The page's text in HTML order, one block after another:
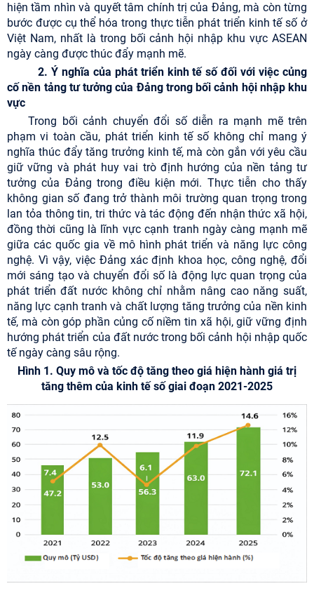
hiện tầm nhìn và quyết tâm chính trị của Đảng, mà còn từng
bước được cụ thể hóa trong thực tiễn phát triển kinh tế số ở
Việt Nam, nhất là trong bối cảnh hội nhập khu vực ASEAN
ngày càng được thúc đẩy mạnh mẽ.
2. Ý nghĩa của phát triển kinh tế số đối với việc củng
cố nền tảng tư tưởng của Đảng trong bối cảnh hội nhập khu
vực
Trong bối cảnh chuyển đổi số diễn ra mạnh mẽ trên
phạm vi toàn cầu, phát triển kinh tế số không chỉ mang ý
nghĩa thúc đẩy tăng trưởng kinh tế, mà còn gắn với yêu cầu
giữ vững và phát huy vai trò định hướng của nền tảng tư
tưởng của Đảng trong điều kiện mới. Thực tiễn cho thấy
không gian số đang trở thành môi trường quan trọng trong
lan tỏa thông tin, tri thức và tác động đến nhận thức xã hội,
đồng thời cũng là lĩnh vực cạnh tranh ngày càng mạnh mẽ
giữa các quốc gia về mô hình phát triển và năng lực công
nghệ. Vì vậy, việc Đảng xác định khoa học, công nghệ, đổi
mới sáng tạo và chuyển đổi số là động lực quan trọng của
phát triển đất nước không chỉ nhằm nâng cao năng suất,
năng lực cạnh tranh và chất lượng tăng trưởng của nền kinh
tế, mà còn góp phần củng cố niềm tin xã hội, giữ vững định
hướng phát triển của đất nước trong bối cảnh hội nhập quốc
tế ngày càng sâu rộng.
Hình 1. Quy mô và tốc độ tăng theo giá hiện hành giá trị
tăng thêm của kinh tế số giai đoạn 2021-2025